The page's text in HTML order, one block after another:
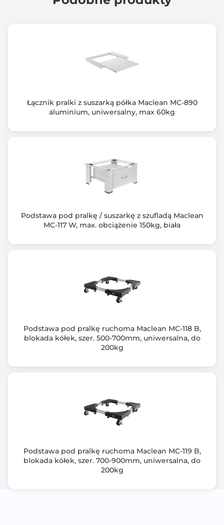
Łącznik pralki z suszarką półka Maclean MC-890
aluminium, uniwersalny, max 60kg
Podstawa pod pralkę / suszarkę z szufladą Maclean
MC-117 W, max. obciążenie 150kg, biała
Podstawa pod pralkę ruchoma Maclean MC-118 B,
blokada kółek, szer. 500-700mm, uniwersalna, do
200kg
Podstawa pod pralkę ruchoma Maclean MC-119 B,
blokada kółek, szer. 700-900mm, uniwersalna, do
200kg